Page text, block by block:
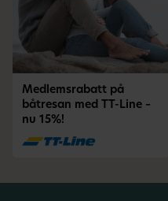
Medlemsrabatt på
båtresan med TT-Line –
nu 15%!